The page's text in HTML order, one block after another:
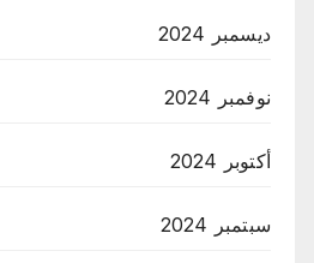
ديسمبر 2024
نوفمبر 2024
أكتوبر 2024
سبتمبر 2024